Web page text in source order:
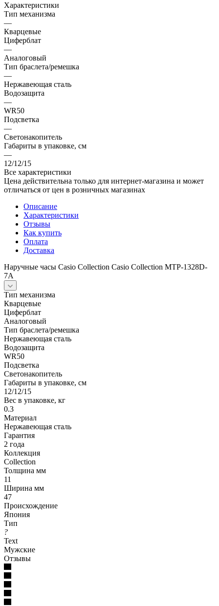
Характеристики
Тип механизма
—
Кварцевые
Циферблат
—
Аналоговый
Тип браслета/ремешка
—
Нержавеющая сталь
Водозащита
—
WR50
Подсветка
—
Светонакопитель
Габариты в упаковке, см
—
12/12/15
Все характеристики
Цена действительна только для интернет-магазина и может
отличаться от цен в розничных магазинах
Описание
Характеристики
Отзывы
Как купить
Оплата
Доставка
Наручные часы Casio Collection Casio Collection MTP-1328D-
7A
Тип механизма
Кварцевые
Циферблат
Аналоговый
Тип браслета/ремешка
Нержавеющая сталь
Водозащита
WR50
Подсветка
Светонакопитель
Габариты в упаковке, см
12/12/15
Вес в упаковке, кг
0.3
Материал
Нержавеющая сталь
Гарантия
2 года
Коллекция
Collection
Толщина мм
11
Ширина мм
47
Происхождение
Япония
Тип
?
Text
Мужские
Отзывы